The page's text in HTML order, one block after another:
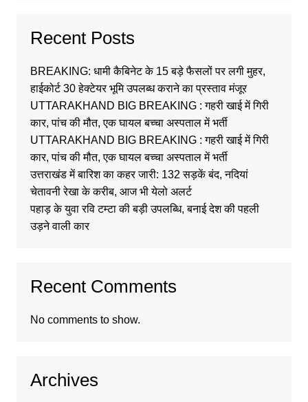
Recent Posts
BREAKING: धामी कैबिनेट के 15 बड़े फैसलों पर लगी मुहर,
हाईकोर्ट 30 हेक्टेयर भूमि उपलब्ध कराने का प्रस्ताव मंजूर
UTTARAKHAND BIG BREAKING : गहरी खाई में गिरी
कार, पांच की मौत, एक घायल बच्चा अस्पताल में भर्ती
UTTARAKHAND BIG BREAKING : गहरी खाई में गिरी
कार, पांच की मौत, एक घायल बच्चा अस्पताल में भर्ती
उत्तराखंड में बारिश का कहर जारी: 132 सड़कें बंद, नदियां
चेतावनी रेखा के करीब, आज भी येलो अलर्ट
पहाड़ के युवा रवि टम्टा की बड़ी उपलब्धि, बनाई देश की पहली
उड़ने वाली कार
Recent Comments
No comments to show.
Archives